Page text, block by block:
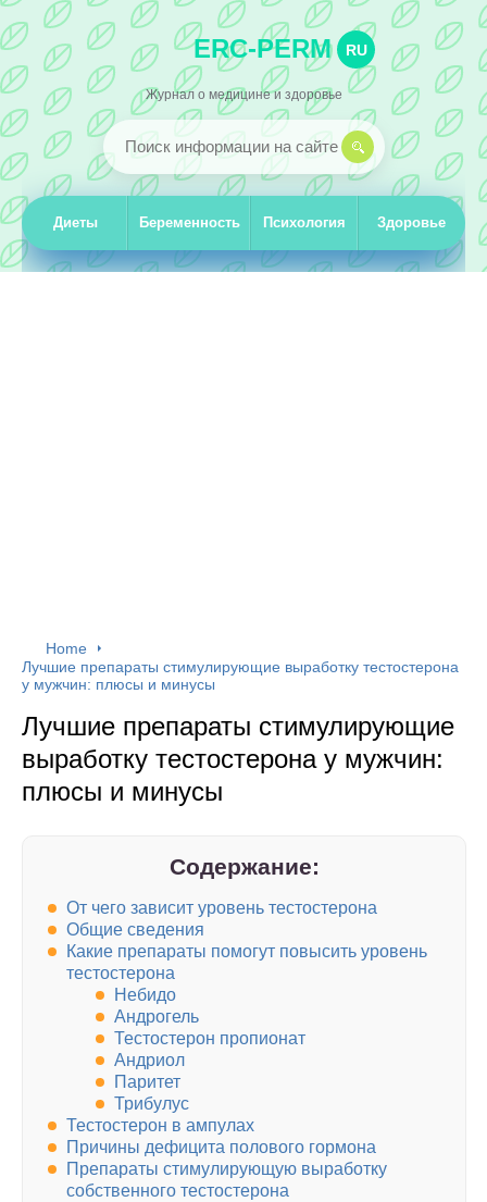
ERC-PERM RU
Журнал о медицине и здоровье
Диеты Беременность Психология Здоровье
Home
Лучшие препараты стимулирующие выработку тестостерона
у мужчин: плюсы и минусы
Лучшие препараты стимулирующие
выработку тестостерона у мужчин:
плюсы и минусы
Содержание:
От чего зависит уровень тестостерона
Общие сведения
Какие препараты помогут повысить уровень
тестостерона
Небидо
Андрогель
Тестостерон пропионат
Андриол
Паритет
Трибулус
Тестостерон в ампулах
Причины дефицита полового гормона
Препараты стимулирующую выработку
собственного тестостерона